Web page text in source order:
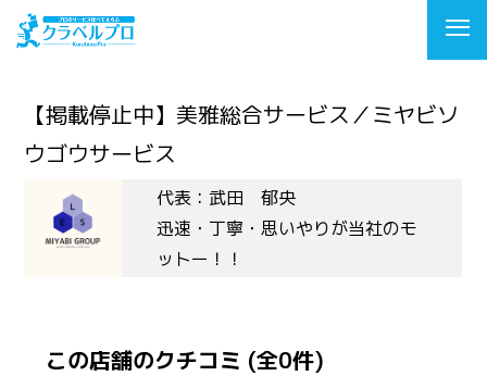
【掲載停止中】美雅総合サービス／ミヤビソ
ウゴウサービス
代表：武田 郁央
迅速・丁寧・思いやりが当社のモ
ットー！！
この店舗のクチコミ (全0件)